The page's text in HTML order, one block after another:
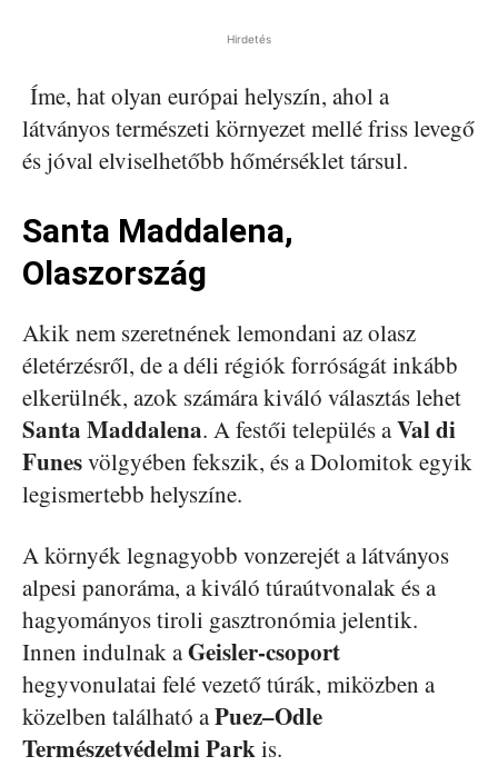
Hirdetés
Íme, hat olyan európai helyszín, ahol a
látványos természeti környezet mellé friss levegő
és jóval elviselhetőbb hőmérséklet társul.
Santa Maddalena,
Olaszország
Akik nem szeretnének lemondani az olasz
életérzésről, de a déli régiók forróságát inkább
elkerülnék, azok számára kiváló választás lehet
Santa Maddalena. A festői település aVal di
Funesvölgyében fekszik, és a Dolomitok egyik
legismertebb helyszíne.
A környék legnagyobb vonzerejét a látványos
alpesi panoráma, a kiváló túraútvonalak és a
hagyományos tiroli gasztronómia jelentik.
Innen indulnak aGeisler-csoport
hegyvonulatai felé vezető túrák, miközben a
közelben található aPuez–Odle
Természetvédelmi Parkis.